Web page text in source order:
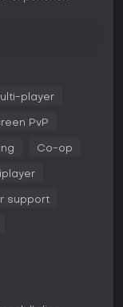
el piloto debe
para
comportamiento
tramo.
detalle del
y
aumentan la
coches y pilotos
las clases de
player
PvP
Co-op
support